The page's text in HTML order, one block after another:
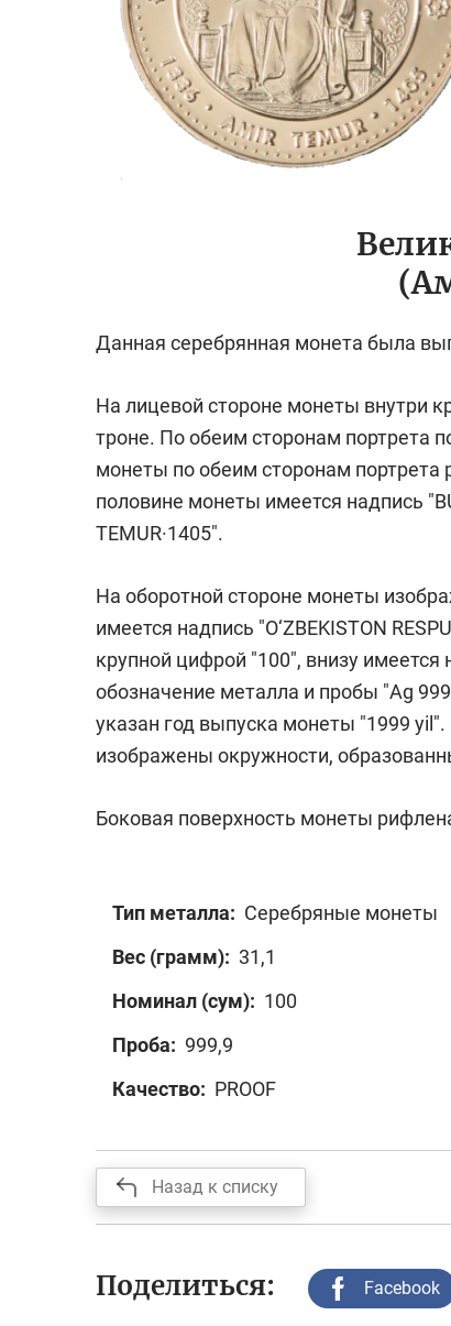
Данная серебрянная монета была
На лицевой стороне монеты внутри
троне. По обеим сторонам портрета
монеты по обеим сторонам
половине монеты имеется надпись
TEMUR·1405".
На оборотной стороне монеты
имеется надпись "O‘ZBEKISTON
крупной цифрой "100", внизу
обозначение металла и пробы "Ag
указан год выпуска монеты "1999
изображены окружности,
Боковая поверхность монеты
Тип металла: Серебряные монеты
Вес (грамм): 31,1
Номинал (сум): 100
Проба: 999,9
Качество: PROOF
Назад к списку
Поделиться: Facebook